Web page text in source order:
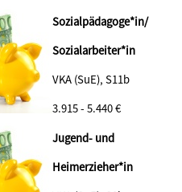
Sozialpädagoge*in/
Sozialarbeiter*in
VKA (SuE), S11b
3.915 - 5.440 €
Jugend- und
Heimerzieher*in